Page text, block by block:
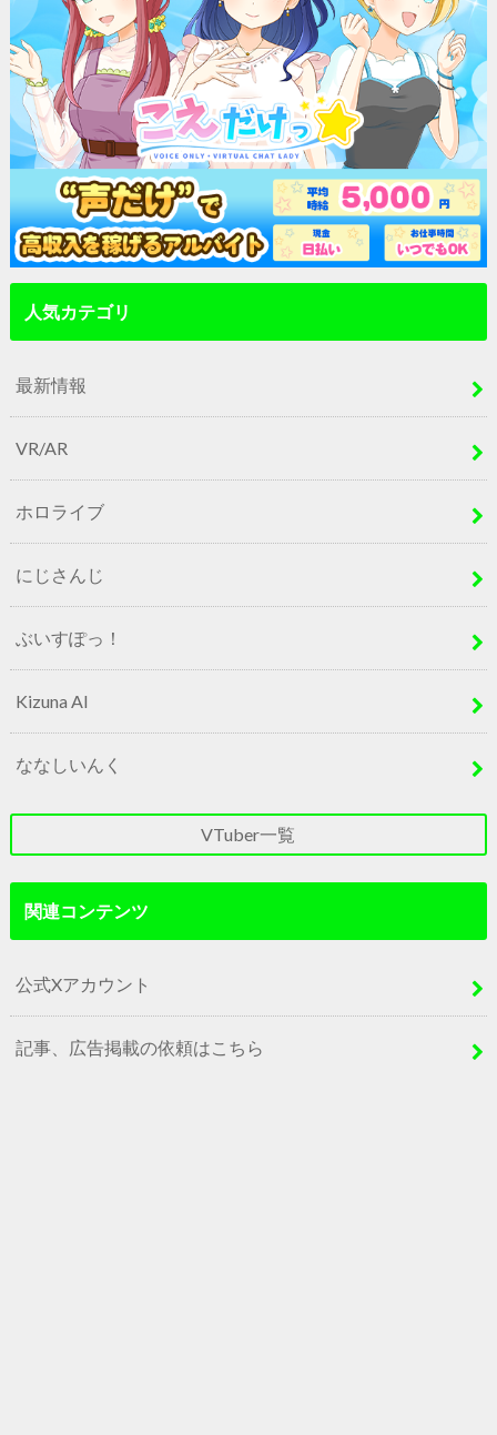
人気カテゴリ
最新情報
VR/AR
ホロライブ
にじさんじ
ぶいすぽっ！
Kizuna AI
ななしいんく
VTuber一覧
関連コンテンツ
公式Xアカウント
記事、広告掲載の依頼はこちら